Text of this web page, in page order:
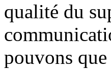
qualité du
pouvons